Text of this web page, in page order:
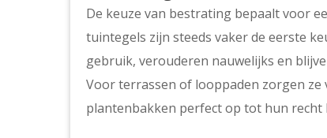
De keuze van bestrating bepaalt voor
tuintegels zijn steeds vaker de eerste
gebruik, verouderen nauwelijks en
Voor terrassen of looppaden zorgen ze
plantenbakken perfect op tot hun recht